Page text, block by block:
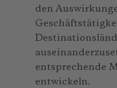
den
entsprechende
entwickeln.